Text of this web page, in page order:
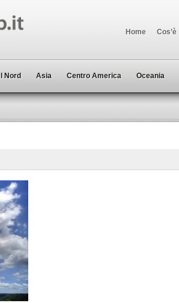
Home Cos’è
Nord Asia Centro America Oceania